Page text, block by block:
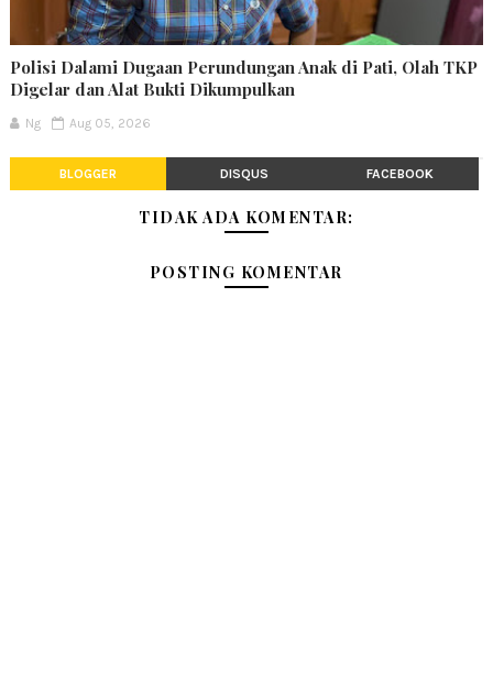
Polisi Dalami Dugaan Perundungan Anak di Pati, Olah TKP
Digelar dan Alat Bukti Dikumpulkan
Ng Aug 05, 2026
BLOGGER DISQUS FACEBOOK
TIDAK ADA KOMENTAR:
POSTING KOMENTAR